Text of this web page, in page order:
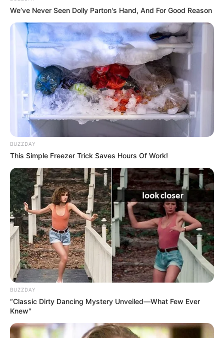
We’ve Never Seen Dolly Parton's Hand, And For Good Reason
BUZZDAY
This Simple Freezer Trick Saves Hours Of Work!
BUZZDAY
“Classic Dirty Dancing Mystery Unveiled—What Few Ever
Knew"